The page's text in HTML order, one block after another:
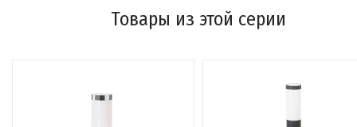
Товары из этой серии